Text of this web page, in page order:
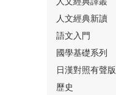
⑱
人文經典新讀
語文入門
國學基礎系列
日漢對照有聲版
歷史